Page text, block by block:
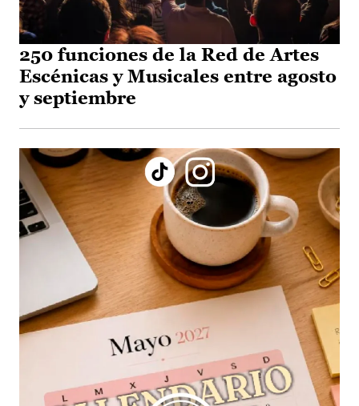
250 funciones de la Red de Artes
Escénicas y Musicales entre agosto
y septiembre